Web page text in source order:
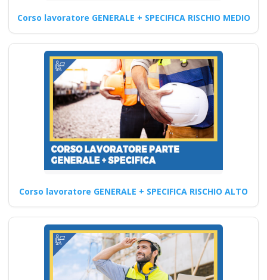
Corso di Formazione
Lavoratore Base Meccanico:
Gestione del Tempo e
Organizzazione Quali…
Continua
Formazione per
imprenditori
industriali: strategie
per il benessere sul
luogo di lavoro
Sicurezza sul lavoro: le nuove
linee guida Nuovo accordo
stato regioni 2025…
Corso lavoratore GENERALE + SPECIFICA RISCHIO MEDIO
Corso lavoratore GENERALE + SPECIFICA RISCHIO ALTO